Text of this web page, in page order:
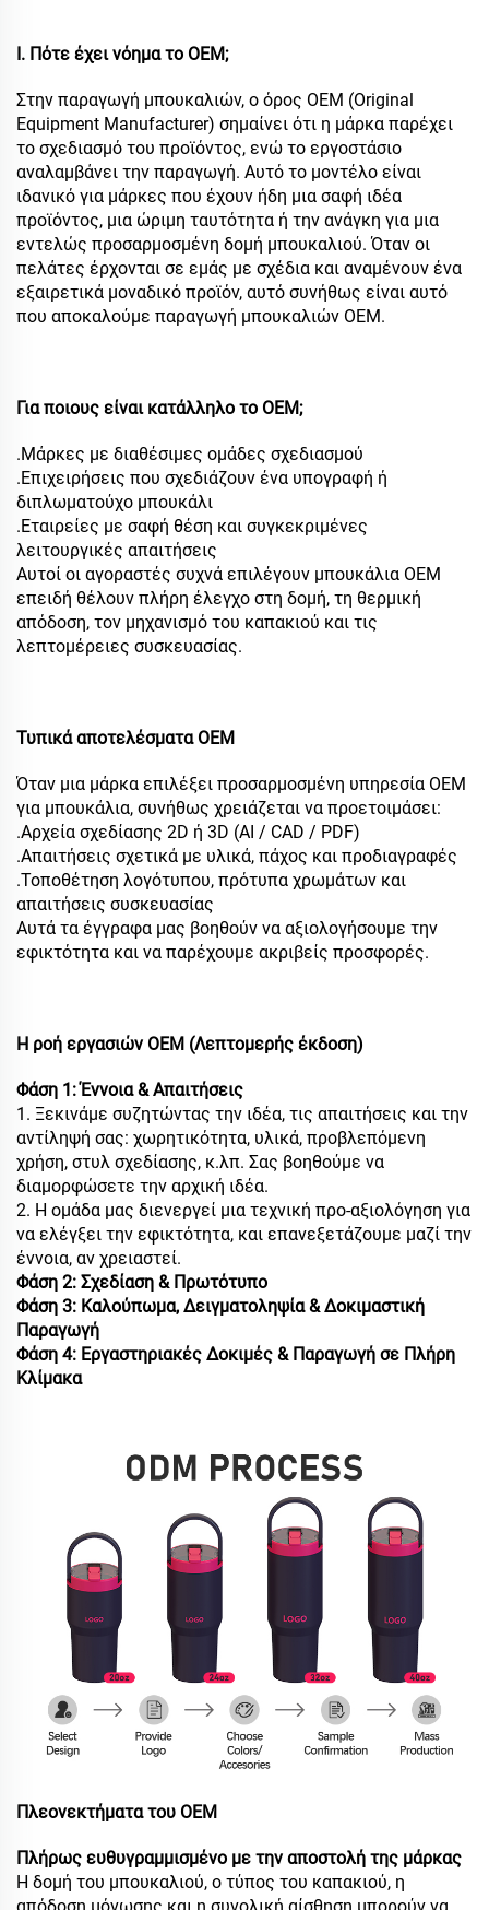
I. Πότε έχει νόημα το OEM;
Στην παραγωγή μπουκαλιών, ο όρος OEM (Original
Equipment Manufacturer) σημαίνει ότι η μάρκα παρέχει
το σχεδιασμό του προϊόντος, ενώ το εργοστάσιο
αναλαμβάνει την παραγωγή. Αυτό το μοντέλο είναι
ιδανικό για μάρκες που έχουν ήδη μια σαφή ιδέα
προϊόντος, μια ώριμη ταυτότητα ή την ανάγκη για μια
εντελώς προσαρμοσμένη δομή μπουκαλιού. Όταν οι
πελάτες έρχονται σε εμάς με σχέδια και αναμένουν ένα
εξαιρετικά μοναδικό προϊόν, αυτό συνήθως είναι αυτό
που αποκαλούμε παραγωγή μπουκαλιών OEM.
Για ποιους είναι κατάλληλο το OEM;
.Μάρκες με διαθέσιμες ομάδες σχεδιασμού
.Επιχειρήσεις που σχεδιάζουν ένα υπογραφή ή
διπλωματούχο μπουκάλι
.Εταιρείες με σαφή θέση και συγκεκριμένες
λειτουργικές απαιτήσεις
Αυτοί οι αγοραστές συχνά επιλέγουν μπουκάλια OEM
επειδή θέλουν πλήρη έλεγχο στη δομή, τη θερμική
απόδοση, τον μηχανισμό του καπακιού και τις
λεπτομέρειες συσκευασίας.
Τυπικά αποτελέσματα OEM
Όταν μια μάρκα επιλέξει προσαρμοσμένη υπηρεσία OEM
για μπουκάλια, συνήθως χρειάζεται να προετοιμάσει:
.Αρχεία σχεδίασης 2D ή 3D (AI / CAD / PDF)
.Απαιτήσεις σχετικά με υλικά, πάχος και προδιαγραφές
.Τοποθέτηση λογότυπου, πρότυπα χρωμάτων και
απαιτήσεις συσκευασίας
Αυτά τα έγγραφα μας βοηθούν να αξιολογήσουμε την
εφικτότητα και να παρέχουμε ακριβείς προσφορές.
Η ροή εργασιών OEM (Λεπτομερής έκδοση)
Φάση 1: Έννοια & Απαιτήσεις
1. Ξεκινάμε συζητώντας την ιδέα, τις απαιτήσεις και την
αντίληψή σας: χωρητικότητα, υλικά, προβλεπόμενη
χρήση, στυλ σχεδίασης, κ.λπ. Σας βοηθούμε να
διαμορφώσετε την αρχική ιδέα.
2. Η ομάδα μας διενεργεί μια τεχνική προ-αξιολόγηση για
να ελέγξει την εφικτότητα, και επανεξετάζουμε μαζί την
έννοια, αν χρειαστεί.
Φάση 2: Σχεδίαση & Πρωτότυπο
Φάση 3: Καλούπωμα, Δειγματοληψία & Δοκιμαστική
Παραγωγή
Φάση 4: Εργαστηριακές Δοκιμές & Παραγωγή σε Πλήρη
Κλίμακα
Πλεονεκτήματα του OEM
Πλήρως ευθυγραμμισμένο με την αποστολή της μάρκας
Η δομή του μπουκαλιού, ο τύπος του καπακιού, η